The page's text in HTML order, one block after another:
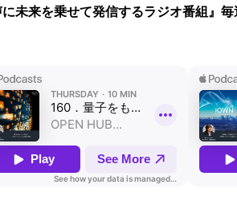
に未来を乗せて発信するラジオ番組』 毎